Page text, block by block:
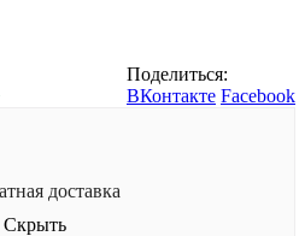
Поделиться:
ВКонтакте Facebook
доставка
Скрыть